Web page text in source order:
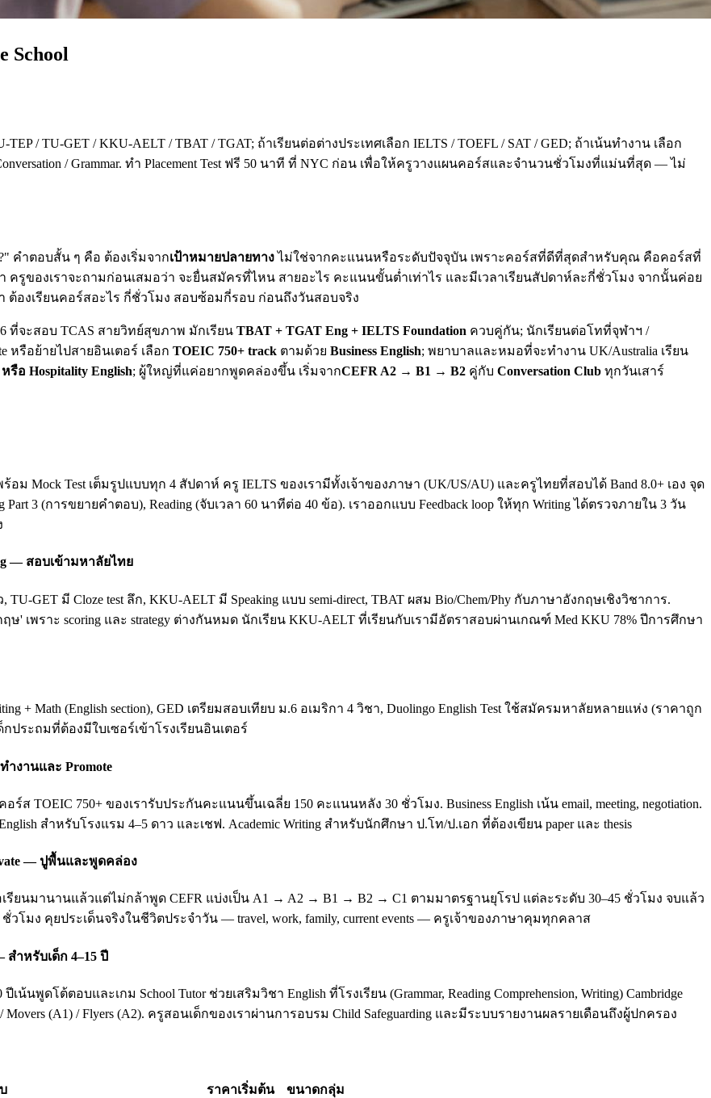
School
/ TU-GET / KKU-AELT / TBAT / TGAT; ถ้าเรียนต่อต่างประเทศเลือก IELTS / TOEFL / SAT / GED; ถ้าเน้นทำงาน เลือก
/ Grammar. ทำ Placement Test ฟรี 50 นาที ที่ NYC ก่อน เพื่อให้ครูวางแผนคอร์สและจำนวนชั่วโมงที่แม่นที่สุด — ไม่
คำตอบสั้น ๆ คือ ต้องเริ่มจากเป้าหมายปลายทางไม่ใช่จากคะแนนหรือระดับปัจจุบัน เพราะคอร์สที่ดีที่สุดสำหรับคุณ คือคอร์สที่
รูของเราจะถามก่อนเสมอว่า จะยื่นสมัครที่ไหน สายอะไร คะแนนขั้นต่ำเท่าไร และมีเวลาเรียนสัปดาห์ละกี่ชั่วโมง จากนั้นค่อย
า ต้องเรียนคอร์สอะไร กี่ชั่วโมง สอบซ้อมกี่รอบ ก่อนถึงวันสอบจริง
ที่จะสอบ TCAS สายวิทย์สุขภาพ มักเรียน TBAT + TGAT Eng + IELTS Foundation ควบคู่กัน; นักเรียนต่อโทที่จุฬาฯ /
หรือย้ายไปสายอินเตอร์ เลือก TOEIC 750+ track ตามด้วย Business English; พยาบาลและหมอที่จะทำงาน UK/Australia เรียน
รือ Hospitality English; ผู้ใหญ่ที่แค่อยากพูดคล่องขึ้น เริ่มจากCEFR A2 → B1 → B2 คู่กับ Conversation Club ทุกวันเสาร์
ร้อม Mock Test เต็มรูปแบบทุก 4 สัปดาห์ ครู IELTS ของเรามีทั้งเจ้าของภาษา (UK/US/AU) และครูไทยที่สอบได้ Band 8.0+ เอง จุด
3 (การขยายคำตอบ), Reading (จับเวลา 60 นาทีต่อ 40 ข้อ). เราออกแบบ Feedback loop ให้ทุก Writing ได้ตรวจภายใน 3 วัน
— สอบเข้ามหาลัยไทย
GET มี Cloze test ลึก, KKU-AELT มี Speaking แบบ semi-direct, TBAT ผสม Bio/Chem/Phy กับภาษาอังกฤษเชิงวิชาการ.
เพราะ scoring และ strategy ต่างกันหมด นักเรียน KKU-AELT ที่เรียนกับเรามีอัตราสอบผ่านเกณฑ์ Med KKU 78% ปีการศึกษา
+ Math (English section), GED เตรียมสอบเทียบ ม.6 อเมริกา 4 วิชา, Duolingo English Test ใช้สมัครมหาลัยหลายแห่ง (ราคาถูก
กประถมที่ต้องมีใบเซอร์เข้าโรงเรียนอินเตอร์
ทำงานและ Promote
750+ ของเรารับประกันคะแนนขึ้นเฉลี่ย 150 คะแนนหลัง 30 ชั่วโมง. Business English เน้น email, meeting, negotiation.
สำหรับโรงแรม 4–5 ดาว และเชฟ. Academic Writing สำหรับนักศึกษา ป.โท/ป.เอก ที่ต้องเขียน paper และ thesis
— ปูพื้นและพูดคล่อง
ยนมานานแล้วแต่ไม่กล้าพูด CEFR แบ่งเป็น A1 → A2 → B1 → B2 → C1 ตามมาตรฐานยุโรป แต่ละระดับ 30–45 ชั่วโมง จบแล้ว
ชั่วโมง คุยประเด็นจริงในชีวิตประจำวัน — travel, work, family, current events — ครูเจ้าของภาษาคุมทุกคลาส
สำหรับเด็ก 4–15 ปี
เน้นพูดโต้ตอบและเกม School Tutor ช่วยเสริมวิชา English ที่โรงเรียน (Grammar, Reading Comprehension, Writing) Cambridge
(A1) / Flyers (A2). ครูสอนเด็กของเราผ่านการอบรม Child Safeguarding และมีระบบรายงานผลรายเดือนถึงผู้ปกครอง
ราคาเริ่มต้น
ขนาดกลุ่ม